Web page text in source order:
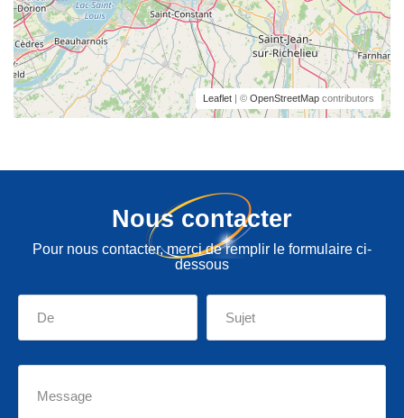
Leaflet | © OpenStreetMap contributors
Nous contacter
Pour nous contacter, merci de remplir le formulaire ci-
dessous